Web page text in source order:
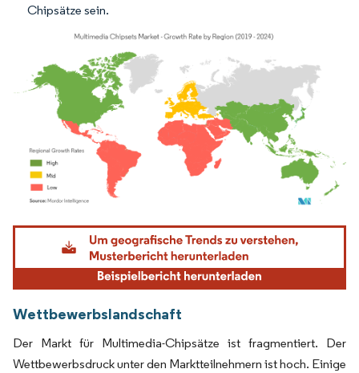
Chipsätze sein.
Bild © Mordor Intelligence. Wiederverwendung erfordert Namensnennung gemäß
Wettbewerbslandschaft
Der Markt für Multimedia-Chipsätze ist fragmentiert. Der
Wettbewerbsdruck unter den Marktteilnehmern ist hoch. Einige